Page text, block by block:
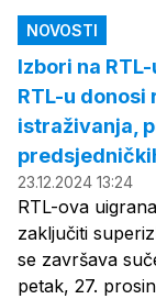
NOVOSTI
Izbori na
RTL-u
istraživanja,
23.12.2024 13:24
RTL-ova
zaključiti
se završava
petak, 27.